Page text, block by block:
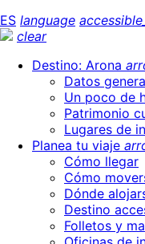
ES language
clear
Destino: Arona
Datos
Un poco de
Patrimonio
Lugares de
Planea tu viaje
Cómo llegar
Cómo
Dónde
Destino
Folletos y